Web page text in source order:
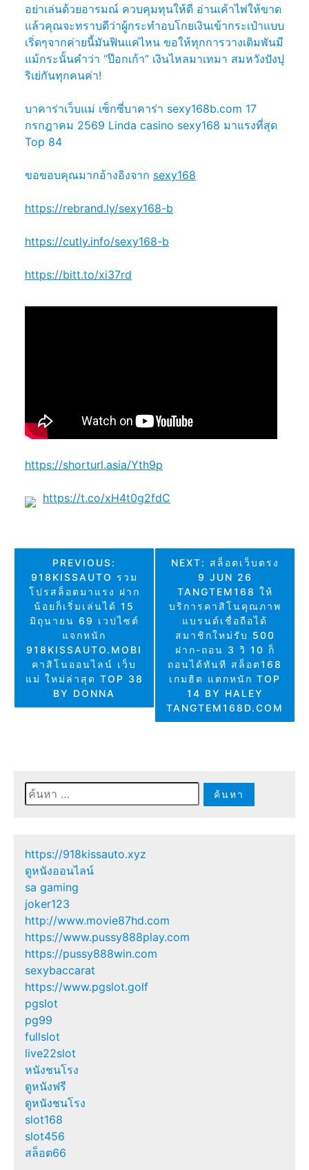
อย่าเล่นด้วยอารมณ์ ควบคุมทุนให้ดี อ่านเค้าไพ่ให้ขาด
แล้วคุณจะทราบดีว่าผู้กระทำอบโกยเงินเข้ากระเป๋าแบบ
เริ่ดๆจากค่ายนี้มันฟินแค่ไหน ขอให้ทุกการวางเดิมพันมี
แม้กระนั้นคำว่า “ป๊อกเก้า” เงินไหลมาเทมา สมหวังปังปุ
ริเย่กันทุกคนค่า!
บาคาร่าเว็บแม่ เซ็กซี่บาคาร่า sexy168b.com 17
กรกฎาคม 2569 Linda casino sexy168 มาแรงที่สุด
Top 84
ขอขอบคุณมากอ้างอิงจาก sexy168
https://rebrand.ly/sexy168-b
https://cutly.info/sexy168-b
https://bitt.to/xi37rd
https://shorturl.asia/Yth9p
https://t.co/xH4t0g2fdC
แนะแนว
เรื่อง
PREVIOUS:
918KISSAUTO รวม
โปรสล็อตมาแรง ฝาก
น้อยก็เริ่มเล่นได้ 15
มิถุนายน 69 เวปไซต์
แจกหนัก
918KISSAUTO.MOBI
คาสิโนออนไลน์ เว็บ
แม่ ใหม่ล่าสุด TOP 38
BY DONNA
NEXT: สล็อตเว็บตรง
9 JUN 26
TANGTEM168 ให้
บริการคาสิโนคุณภาพ
แบรนด์เชื่อถือได้
สมาชิกใหม่รับ 500
ฝาก-ถอน 3 วิ 10 ก็
ถอนได้ทันที สล็อต168
เกมฮิต แตกหนัก TOP
14 BY HALEY
TANGTEM168D.COM
ค้นหา
สำหรับ:
https://918kissauto.xyz
ดูหนังออนไลน์
sa gaming
joker123
http://www.movie87hd.com
https://www.pussy888play.com
https://pussy888win.com
sexybaccarat
https://www.pgslot.golf
pgslot
pg99
fullslot
live22slot
หนังชนโรง
ดูหนังฟรี
ดูหนังชนโรง
slot168
slot456
สล็อต66